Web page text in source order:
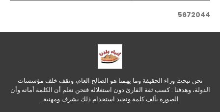
5672044
نحن نبحث وراء الحقيقة وما يهمنا هو الصالح العام، ونقف خلف مؤسسات
الدولة، وهدفنا : كسب ثقة القارئ دون استغلاله فنحن نعلم أن الكلمة أمانه وأن
الصورة بألف كلمة ونجيد استخدام ذلك بشرف ومهنية.